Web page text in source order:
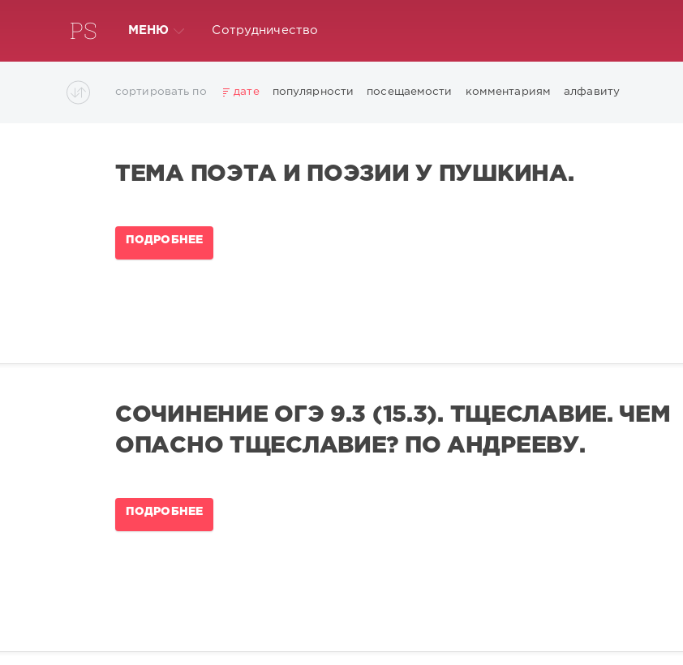
МЕНЮ Сотрудничество
сортировать по дате популярности посещаемости комментариям алфавиту
ТЕМА ПОЭТА И ПОЭЗИИ У ПУШКИНА.
ПОДРОБНЕЕ
СОЧИНЕНИЕ ОГЭ 9.3 (15.3). ТЩЕСЛАВИЕ. ЧЕМ
ОПАСНО ТЩЕСЛАВИЕ? ПО АНДРЕЕВУ.
ПОДРОБНЕЕ